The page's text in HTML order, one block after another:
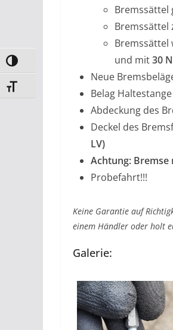
Umschalten auf hohe Kontraste
Schrift vergrößern
Bremssättel
Bremssättel
Bremssättel
und mit30
Neue
Belag
Abdeckung des
Deckel des
LV)
Achtung: Bremse
Probefahrt!!!
Keine Garantie auf
einem Händler oder holt
Galerie: